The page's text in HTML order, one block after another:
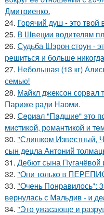
Дмитриенко.
24. Горячий душ - это твой
25. В Швеции водителям
26. Судьба Шэрон стоун -
решиться и больше
27. Небольшая (13 кг)
семью!
28. Майкл джексон сорвал
Париже ради Наоми.
29. Сeриaл "Пaдшиe" это
миcтикoй, рoмантикoй и
30. "Слишком Известный,
сын децла Антоний
31. Дебют сына Пугачёвой
32. "Они только в
33. "Очень Понравилось":
вернулась с Мальдив - и
34. "Это ужасающе и